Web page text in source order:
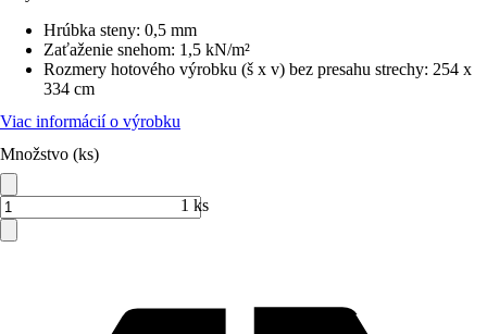
Hrúbka steny: 0,5 mm
Zaťaženie snehom: 1,5 kN/m²
Rozmery hotového výrobku (š x v) bez presahu strechy: 254 x
334 cm
Viac informácií o výrobku
Množstvo (ks)
1 ks